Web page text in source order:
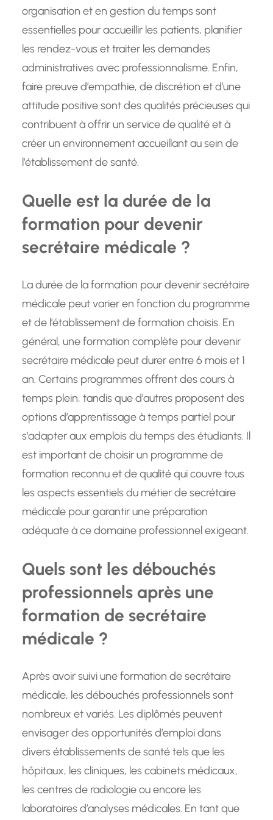
organisation et en gestion du temps sont
essentielles pour accueillir les patients, planifier
les rendez-vous et traiter les demandes
administratives avec professionnalisme. Enfin,
faire preuve d’empathie, de discrétion et d’une
attitude positive sont des qualités précieuses qui
contribuent à offrir un service de qualité et à
créer un environnement accueillant au sein de
l’établissement de santé.
Quelle est la durée de la
formation pour devenir
secrétaire médicale ?
La durée de la formation pour devenir secrétaire
médicale peut varier en fonction du programme
et de l’établissement de formation choisis. En
général, une formation complète pour devenir
secrétaire médicale peut durer entre 6 mois et 1
an. Certains programmes offrent des cours à
temps plein, tandis que d’autres proposent des
options d’apprentissage à temps partiel pour
s’adapter aux emplois du temps des étudiants. Il
est important de choisir un programme de
formation reconnu et de qualité qui couvre tous
les aspects essentiels du métier de secrétaire
médicale pour garantir une préparation
adéquate à ce domaine professionnel exigeant.
Quels sont les débouchés
professionnels après une
formation de secrétaire
médicale ?
Après avoir suivi une formation de secrétaire
médicale, les débouchés professionnels sont
nombreux et variés. Les diplômés peuvent
envisager des opportunités d’emploi dans
divers établissements de santé tels que les
hôpitaux, les cliniques, les cabinets médicaux,
les centres de radiologie ou encore les
laboratoires d’analyses médicales. En tant que